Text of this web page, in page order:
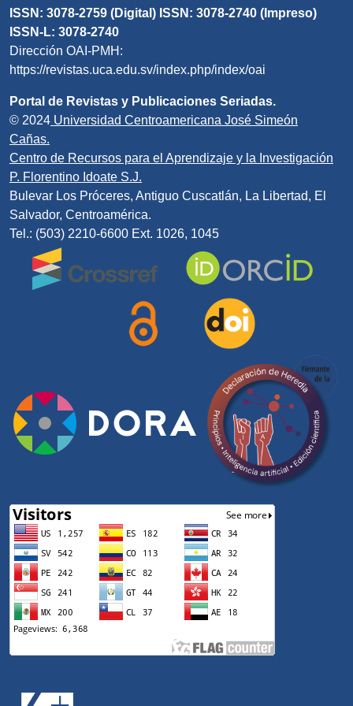
ISSN: 3078-2759 (Digital) ISSN: 3078-2740 (Impreso)
ISSN-L: 3078-2740
Dirección OAI-PMH:
https://revistas.uca.edu.sv/index.php/index/oai
Portal de Revistas y Publicaciones Seriadas.
© 2024 Universidad Centroamericana José Simeón
Cañas.
Centro de Recursos para el Aprendizaje y la Investigación
P. Florentino Idoate S.J.
Bulevar Los Próceres, Antiguo Cuscatlán, La Libertad, El
Salvador, Centroamérica.
Tel.: (503) 2210-6600 Ext. 1026, 1045